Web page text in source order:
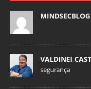
VALDINEI
segurança